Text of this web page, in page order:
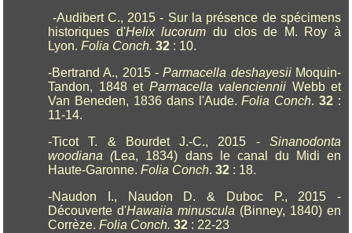
-Audibert C., 2015 - Sur la présence de spécimens
historiques d'Helix lucorum du clos de M. Roy à
Lyon.Folia Conch. 32 : 10.
-Bertrand A., 2015 -Parmacella deshayesiiMoquin-
Tandon, 1848 et Parmacella valenciennii Webb et
Van Beneden, 1836 dans l'Aude.Folia Conch.32 :
11-14.
-Ticot T. & Bourdet J.-C., 2015 -Sinanodonta
woodiana (Lea, 1834) dans le canal du Midi en
Haute-Garonne.Folia Conch.32 : 18.
-Naudon I., Naudon D. & Duboc P., 2015 -
Découverte d'Hawaiia minuscula (Binney, 1840) en
Corrèze.Folia Conch. 32 : 22-23